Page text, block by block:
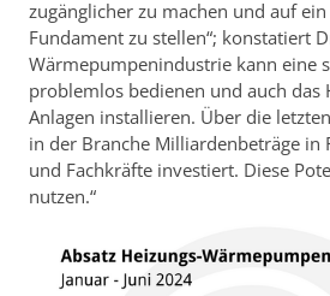
zugänglicher zu machen und auf
Fundament zu stellen“; konstatiert
Wärmepumpenindustrie kann eine
problemlos bedienen und auch das
Anlagen installieren. Über die
in der Branche Milliardenbeträge in
und Fachkräfte investiert. Diese
nutzen.“